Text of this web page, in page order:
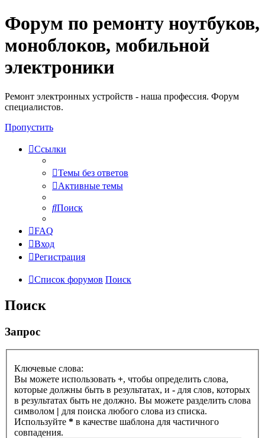
Регистрация
Форум по ремонту ноутбуков,
моноблоков, мобильной
электроники
Ремонт электронных устройств - наша профессия. Форум
специалистов.
Пропустить
Ссылки
Темы без ответов
Активные темы
Поиск
FAQ
Вход
Регистрация
Список форумов Поиск
Поиск
Запрос
Ключевые слова:
Вы можете использовать +, чтобы определить слова,
которые должны быть в результатах, и - для слов, которых
в результатах быть не должно. Вы можете разделить слова
символом | для поиска любого слова из списка.
Используйте * в качестве шаблона для частичного
совпадения.